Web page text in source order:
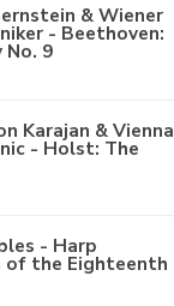
& Wiener
- Beethoven:
No. 9
Karajan & Vienna
- Holst: The
- Harp
of the Eighteenth